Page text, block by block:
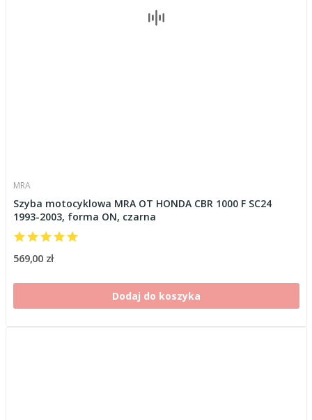
MRA
Szyba motocyklowa MRA OT HONDA CBR 1000 F SC24
1993-2003, forma ON, czarna
569,00 zł
Dodaj do koszyka